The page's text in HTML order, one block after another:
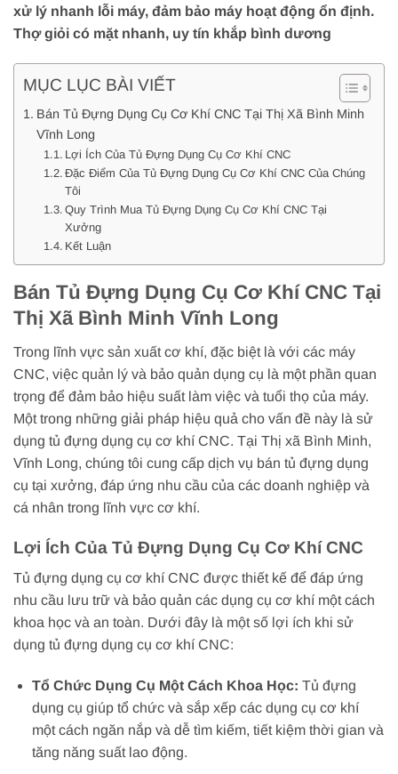
xử lý nhanh lỗi máy, đảm bảo máy hoạt động ổn định.
Thợ giỏi có mặt nhanh, uy tín khắp bình dương
MỤC LỤC BÀI VIẾT
Bán Tủ Đựng Dụng Cụ Cơ Khí CNC Tại Thị Xã Bình Minh
Vĩnh Long
Lợi Ích Của Tủ Đựng Dụng Cụ Cơ Khí CNC
Đặc Điểm Của Tủ Đựng Dụng Cụ Cơ Khí CNC Của Chúng
Tôi
Quy Trình Mua Tủ Đựng Dụng Cụ Cơ Khí CNC Tại
Xưởng
Kết Luận
Bán Tủ Đựng Dụng Cụ Cơ Khí CNC Tại
Thị Xã Bình Minh Vĩnh Long
Trong lĩnh vực sản xuất cơ khí, đặc biệt là với các máy
CNC, việc quản lý và bảo quản dụng cụ là một phần quan
trọng để đảm bảo hiệu suất làm việc và tuổi thọ của máy.
Một trong những giải pháp hiệu quả cho vấn đề này là sử
dụng tủ đựng dụng cụ cơ khí CNC. Tại Thị xã Bình Minh,
Vĩnh Long, chúng tôi cung cấp dịch vụ bán tủ đựng dụng
cụ tại xưởng, đáp ứng nhu cầu của các doanh nghiệp và
cá nhân trong lĩnh vực cơ khí.
Lợi Ích Của Tủ Đựng Dụng Cụ Cơ Khí CNC
Tủ đựng dụng cụ cơ khí CNC được thiết kế để đáp ứng
nhu cầu lưu trữ và bảo quản các dụng cụ cơ khí một cách
khoa học và an toàn. Dưới đây là một số lợi ích khi sử
dụng tủ đựng dụng cụ cơ khí CNC:
Tổ Chức Dụng Cụ Một Cách Khoa Học: Tủ đựng
dụng cụ giúp tổ chức và sắp xếp các dụng cụ cơ khí
một cách ngăn nắp và dễ tìm kiếm, tiết kiệm thời gian và
tăng năng suất lao động.